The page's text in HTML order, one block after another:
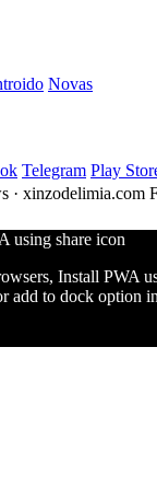
Novas
Telegram Play
· xinzodelimia.com
Install PWA
add to dock option